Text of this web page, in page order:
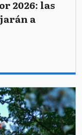
2026: las
a